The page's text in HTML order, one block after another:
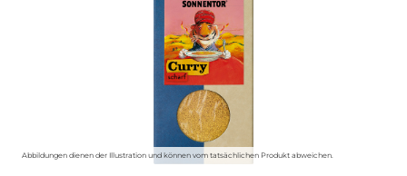
Abbildungen dienen der Illustration und können vom tatsächlichen Produkt abweichen.